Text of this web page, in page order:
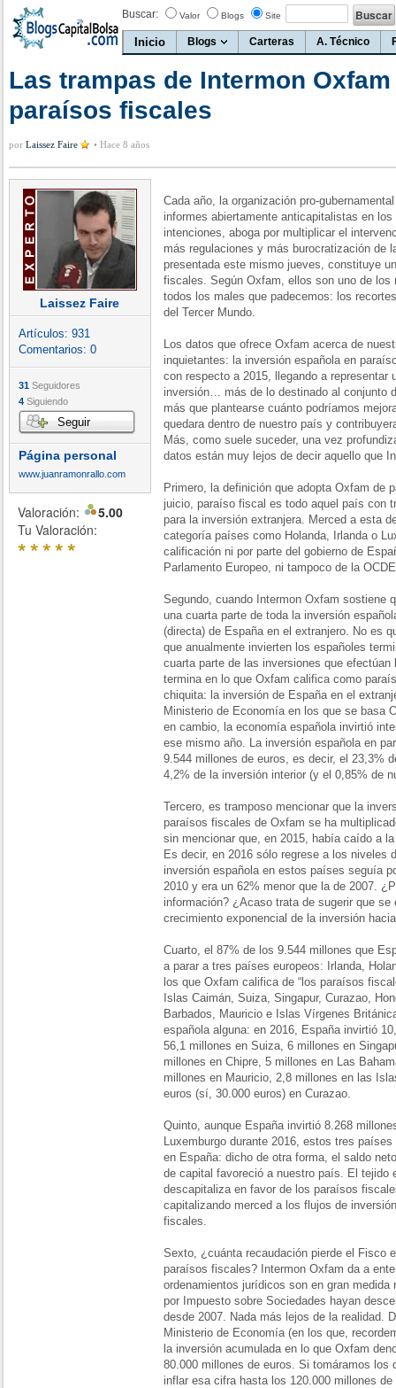
Buscar: Valor Blogs Site
Inicio Blogs Carteras A. Técnico
Las trampas de Intermon
paraísos fiscales
por Laissez Faire • Hace 8 años
Laissez Faire
Artículos: 931
Comentarios: 0
31 Seguidores
4 Siguiendo
Seguir
Página personal
www.juanramonrallo.com
Valoración:
5.00
Tu Valoración:
*****
Cada año, la organización pro-
informes abiertamente anticapitalistas en
intenciones, aboga por multiplicar el
más regulaciones y más burocratización de
presentada este mismo jueves, constituye
fiscales. Según Oxfam, ellos son uno de los
todos los males que padecemos: los
del Tercer Mundo.
Los datos que ofrece Oxfam acerca de
inquietantes: la inversión española en
con respecto a 2015, llegando a representar
inversión… más de lo destinado al conjunto
más que plantearse cuánto podríamos
quedara dentro de nuestro país y
Más, como suele suceder, una vez
datos están muy lejos de decir aquello que
Primero, la definición que adopta Oxfam de
juicio, paraíso fiscal es todo aquel país con
para la inversión extranjera. Merced a esta
categoría países como Holanda, Irlanda o
calificación ni por parte del gobierno de
Parlamento Europeo, ni tampoco de la
Segundo, cuando Intermon Oxfam sostiene
una cuarta parte de toda la inversión
(directa) de España en el extranjero. No es
que anualmente invierten los españoles
cuarta parte de las inversiones que
termina en lo que Oxfam califica como
chiquita: la inversión de España en el
Ministerio de Economía en los que se basa
en cambio, la economía española invirtió
ese mismo año. La inversión española en
9.544 millones de euros, es decir, el 23,3%
4,2% de la inversión interior (y el 0,85% de
Tercero, es tramposo mencionar que la
paraísos fiscales de Oxfam se ha
sin mencionar que, en 2015, había caído a
Es decir, en 2016 sólo regrese a los niveles
inversión española en estos países seguía
2010 y era un 62% menor que la de 2007.
información? ¿Acaso trata de sugerir que
crecimiento exponencial de la inversión
Cuarto, el 87% de los 9.544 millones que
a parar a tres países europeos: Irlanda,
los que Oxfam califica de “los paraísos
Islas Caimán, Suiza, Singapur, Curazao,
Barbados, Mauricio e Islas Vírgenes
española alguna: en 2016, España invirtió
56,1 millones en Suiza, 6 millones en
millones en Chipre, 5 millones en Las
millones en Mauricio, 2,8 millones en las
euros (sí, 30.000 euros) en Curazao.
Quinto, aunque España invirtió 8.268
Luxemburgo durante 2016, estos tres
en España: dicho de otra forma, el saldo
de capital favoreció a nuestro país. El tejido
descapitaliza en favor de los paraísos
capitalizando merced a los flujos de
fiscales.
Sexto, ¿cuánta recaudación pierde el Fisco
paraísos fiscales? Intermon Oxfam da a
ordenamientos jurídicos son en gran
por Impuesto sobre Sociedades hayan
desde 2007. Nada más lejos de la realidad.
Ministerio de Economía (en los que,
la inversión acumulada en lo que Oxfam
80.000 millones de euros. Si tomáramos los
inflar esa cifra hasta los 120.000 millones